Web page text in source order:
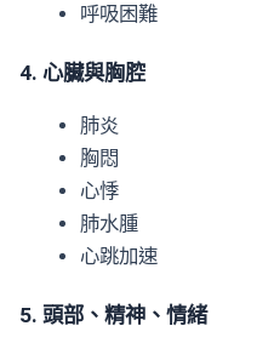
呼吸困難
4. 心臟與胸腔
肺炎
胸悶
心悸
肺水腫
心跳加速
5. 頭部、精神、情緒